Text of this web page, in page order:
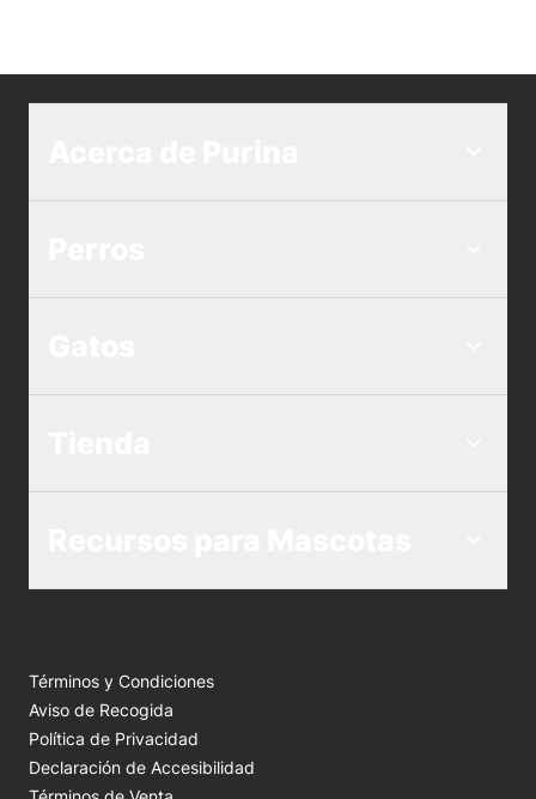
Términos y Condiciones
Aviso de Recogida
Política de Privacidad
Declaración de Accesibilidad